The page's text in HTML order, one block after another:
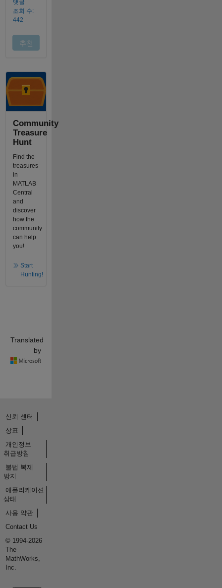
Community
Treasure
Hunt
Find the
treasures
in
MATLAB
Central
and
discover
how the
community
can help
you!
Start
Hunting!
Translated
by
신뢰 센터
상표
개인정보
취급방침
불법 복제
방지
애플리케이션
상태
사용 약관
Contact Us
© 1994-2026
The
MathWorks,
Inc.